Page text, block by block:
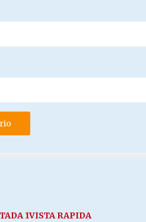
1VISTA RAPIDA